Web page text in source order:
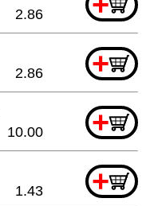
2.86
+
2.86
+
10.00
+
1.43